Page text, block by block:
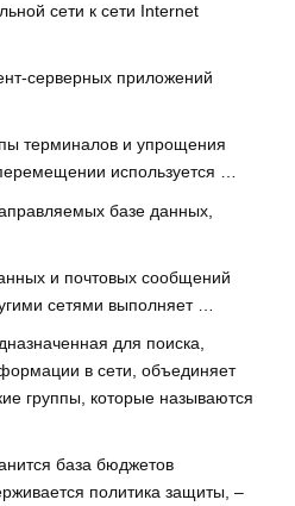
сети к сети Internet
серверных приложений
терминалов и упрощения
используется …
базе данных,
и почтовых сообщений
сетями выполняет …
для поиска,
в сети, объединяет
группы, которые называются
база бюджетов
политика защиты, –